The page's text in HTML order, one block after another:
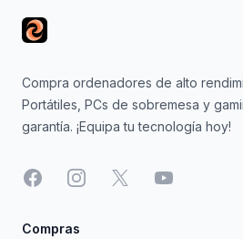
Compra ordenadores de alto
Portátiles, PCs de sobremesa y
garantía. ¡Equipa tu tecnología hoy!
FacebookInstagram
X YouTube
Compras